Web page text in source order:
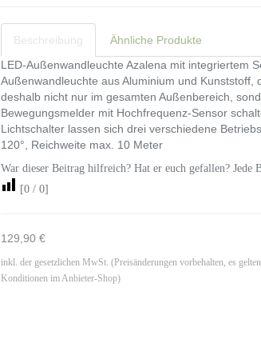
Beschreibung
Ähnliche Produkte
LED-Außenwandleuchte Azalena mit integriertem
Außenwandleuchte aus Aluminium und
deshalb nicht nur im gesamten Außenbereich,
Bewegungsmelder mit Hochfrequenz-Sensor
Lichtschalter lassen sich drei verschiedene
120°, Reichweite max. 10 Meter
War dieser Beitrag hilfreich? Hat er euch gefallen?
[0 / 0]
129,90 €
inkl. der gesetzlichen MwSt. (Preisänderungen vorbehalten, es
Konditionen im Anbieter-Shop)